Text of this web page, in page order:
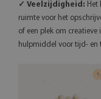
✓ Veelzijdigheid: Het
ruimte voor het
of een plek om creatieve
hulpmiddel voor tijd- en